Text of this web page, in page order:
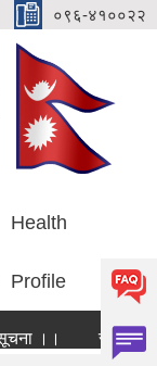
०९६-४१००२२
Health
Profile
।। सूचना ।